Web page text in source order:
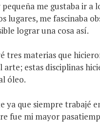
me gustaba ir a
lugares, me fascinaba
lograr una cosa así.
tres materias que
estas disciplinas
óleo.
ya que siempre trabajé
fue mi mayor